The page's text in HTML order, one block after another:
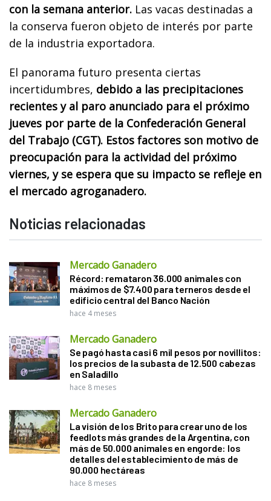
con la semana anterior. Las vacas destinadas a
la conserva fueron objeto de interés por parte
de la industria exportadora.
El panorama futuro presenta ciertas
incertidumbres, debido a las precipitaciones
recientes y al paro anunciado para el próximo
jueves por parte de la Confederación General
del Trabajo (CGT). Estos factores son motivo de
preocupación para la actividad del próximo
viernes, y se espera que su impacto se refleje en
el mercado agroganadero.
Noticias relacionadas
Mercado Ganadero
Récord: remataron 36.000 animales con
máximos de $7.400 para terneros desde el
edificio central del Banco Nación
hace 4 meses
Mercado Ganadero
Se pagó hasta casi 6 mil pesos por novillitos:
los precios de la subasta de 12.500 cabezas
en Saladillo
hace 8 meses
Mercado Ganadero
La visión de los Brito para crear uno de los
feedlots más grandes de la Argentina, con
más de 50.000 animales en engorde: los
detalles del establecimiento de más de
90.000 hectáreas
hace 8 meses